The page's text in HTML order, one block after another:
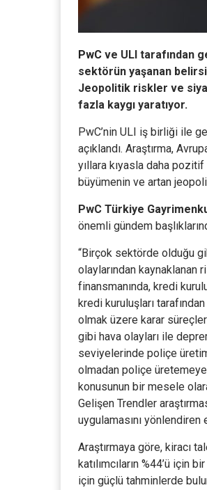
PwC ve ULI tarafından
sektörün yaşanan
Jeopolitik riskler ve
fazla kaygı yaratıyor.
PwC’nin ULI iş birliği ile
açıklandı. Araştırma,
yıllara kıyasla daha
büyümenin ve artan
PwC Türkiye
önemli gündem
“Birçok sektörde olduğu
olaylarından kaynaklanan
finansmanında, kredi
kredi kuruluşları
olmak üzere karar
gibi hava olayları ile
seviyelerinde poliçe
olmadan poliçe
konusunun bir mesele
Gelişen Trendler
uygulamasını
Araştırmaya göre, kiracı
katılımcıların %44’ü için
için güçlü tahminlerde